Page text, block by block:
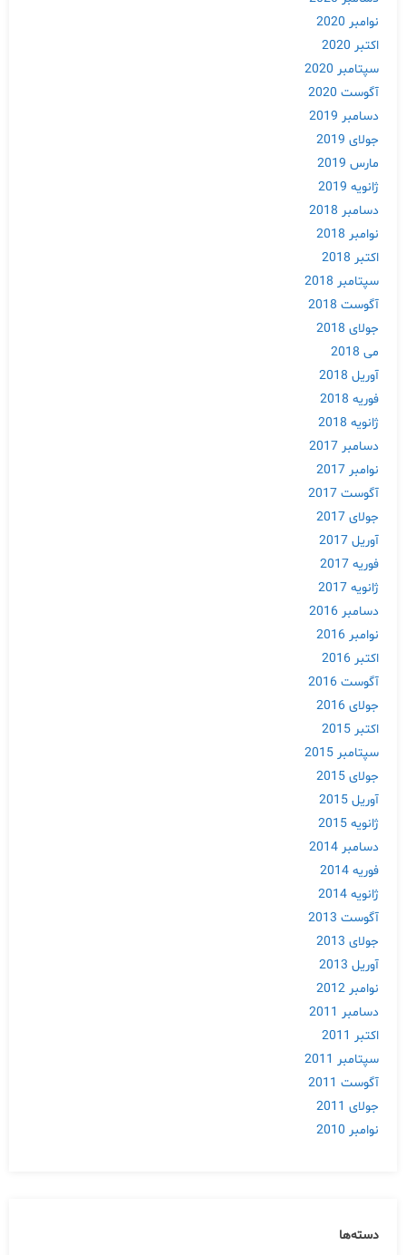
نوامبر 2020
اکتبر 2020
سپتامبر 2020
آگوست 2020
دسامبر 2019
جولای 2019
مارس 2019
ژانویه 2019
دسامبر 2018
نوامبر 2018
اکتبر 2018
سپتامبر 2018
آگوست 2018
جولای 2018
می 2018
آوریل 2018
فوریه 2018
ژانویه 2018
دسامبر 2017
نوامبر 2017
آگوست 2017
جولای 2017
آوریل 2017
فوریه 2017
ژانویه 2017
دسامبر 2016
نوامبر 2016
اکتبر 2016
آگوست 2016
جولای 2016
اکتبر 2015
سپتامبر 2015
جولای 2015
آوریل 2015
ژانویه 2015
دسامبر 2014
فوریه 2014
ژانویه 2014
آگوست 2013
جولای 2013
آوریل 2013
نوامبر 2012
دسامبر 2011
اکتبر 2011
سپتامبر 2011
آگوست 2011
جولای 2011
نوامبر 2010
دسته‌ها